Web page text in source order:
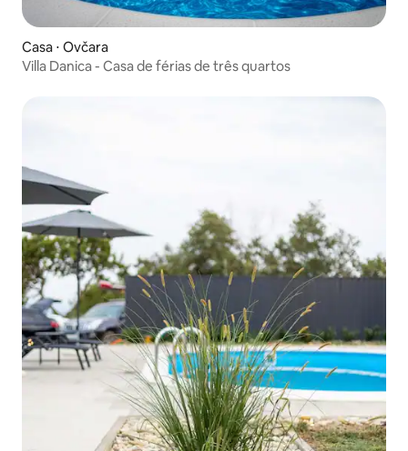
Casa ⋅ Ovčara
Villa Danica - Casa de férias de três quartos